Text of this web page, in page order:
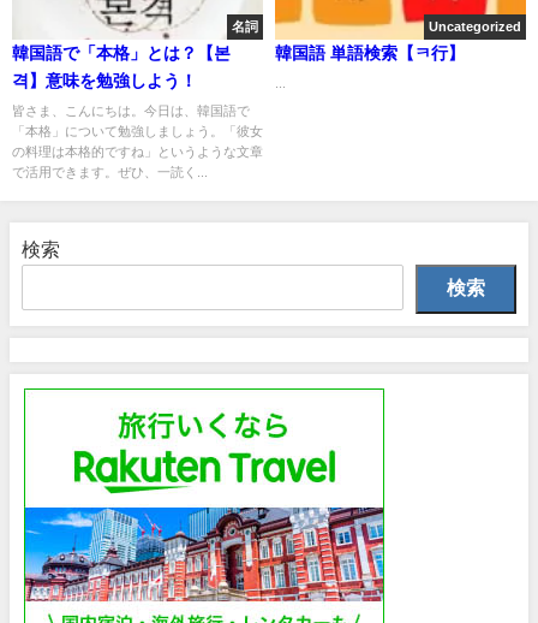
名詞
韓国語で「本格」とは？【본
격】意味を勉強しよう！
皆さま、こんにちは。今日は、韓国語で
「本格」について勉強しましょう。「彼女
の料理は本格的ですね」というような文章
で活用できます。ぜひ、一読く...
Uncategorized
韓国語 単語検索【ㅋ行】
...
検索
検索